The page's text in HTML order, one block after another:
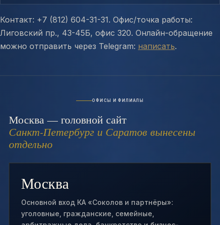
Контакт: +7 (812) 604-31-31. Офис/точка работы:
Лиговский пр., 43-45Б, офис 320. Онлайн-обращение
можно отправить через Telegram: написать.
ОФИСЫ И ФИЛИАЛЫ
Москва — головной сайт
Санкт-Петербург и Саратов вынесены
отдельно
Москва
Основной вход КА «Соколов и партнёры»:
уголовные, гражданские, семейные,